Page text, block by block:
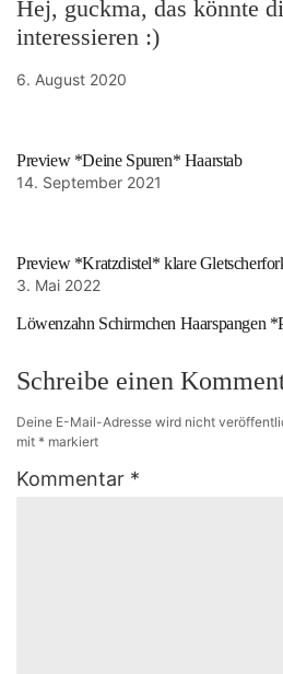
Hej, guckma, das könnte
interessieren :)
6. August 2020
Preview *Deine Spuren* Haarstab
14. September 2021
Preview *Kratzdistel* klare
3. Mai 2022
Löwenzahn Schirmchen Haarspangen
Schreibe einen
Deine E-Mail-Adresse wird nicht
mit * markiert
Kommentar *